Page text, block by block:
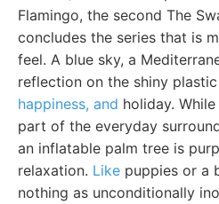
Flamingo, the second The
concludes the series that is
feel. A blue sky, a
reflection on the shiny
happiness, and holiday.
part of the everyday
an inflatable palm tree is
relaxation. Like puppies or a
nothing as unconditionally